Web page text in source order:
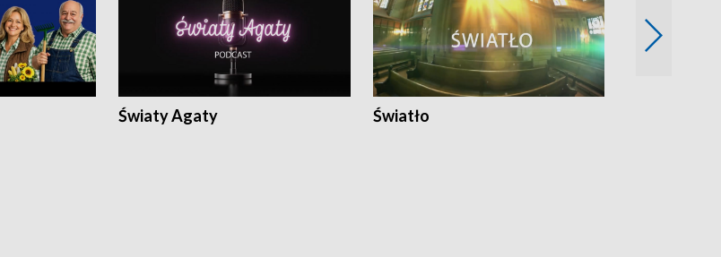
Światy Agaty Światło